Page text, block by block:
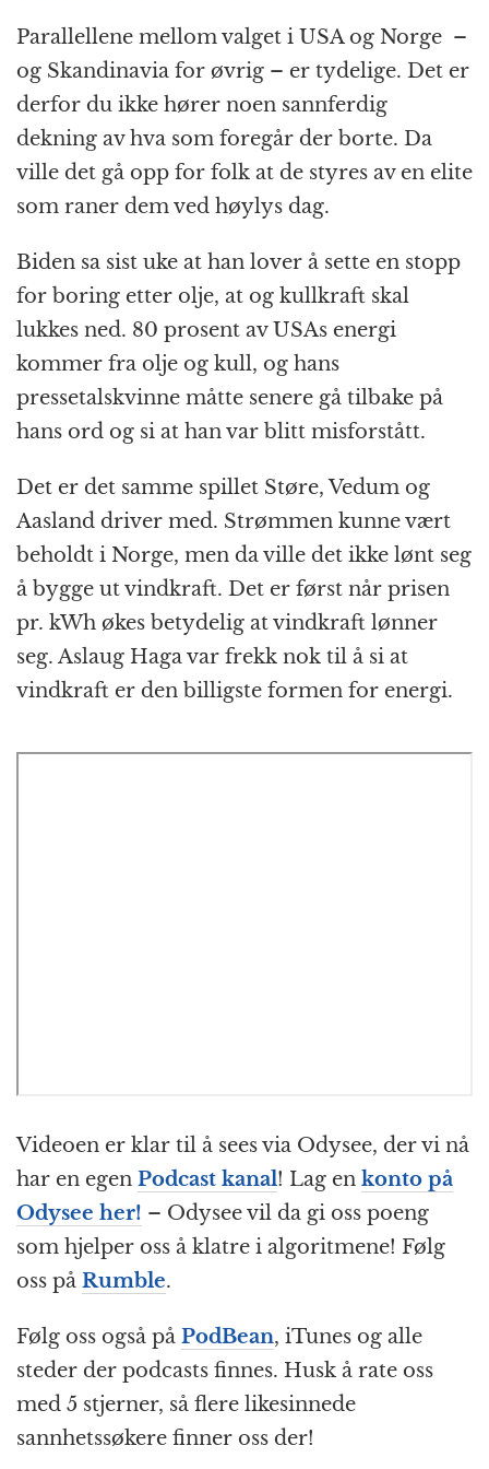
a
c
e
b
o
o
k
ss
e
n
g
e
r
at
s
A
p
p
n
a
p
c
h
at
el
e
g
r
a
m
n
t
ai
l
Parallellene mellom valget i USA og Norge –
og Skandinavia for øvrig – er tydelige. Det er
derfor du ikke hører noen sannferdig
dekning av hva som foregår der borte. Da
ville det gå opp for folk at de styres av en elite
som raner dem ved høylys dag.
Biden sa sist uke at han lover å sette en stopp
for boring etter olje, at og kullkraft skal
lukkes ned. 80 prosent av USAs energi
kommer fra olje og kull, og hans
pressetalskvinne måtte senere gå tilbake på
hans ord og si at han var blitt misforstått.
Det er det samme spillet Støre, Vedum og
Aasland driver med. Strømmen kunne vært
beholdt i Norge, men da ville det ikke lønt seg
å bygge ut vindkraft. Det er først når prisen
pr. kWh økes betydelig at vindkraft lønner
seg. Aslaug Haga var frekk nok til å si at
vindkraft er den billigste formen for energi.
Videoen er klar til å sees via Odysee, der vi nå
har en egen Podcast kanal! Lag en konto på
Odysee her! – Odysee vil da gi oss poeng
som hjelper oss å klatre i algoritmene! Følg
oss på Rumble.
Følg oss også på PodBean, iTunes og alle
steder der podcasts finnes. Husk å rate oss
med 5 stjerner, så flere likesinnede
sannhetssøkere finner oss der!